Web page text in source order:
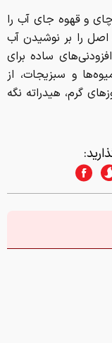
و قهوه جای آب را
اصل را بر نوشیدن آب
ساده برای
و سبزیجات، از
گرم، هیدراته نگه